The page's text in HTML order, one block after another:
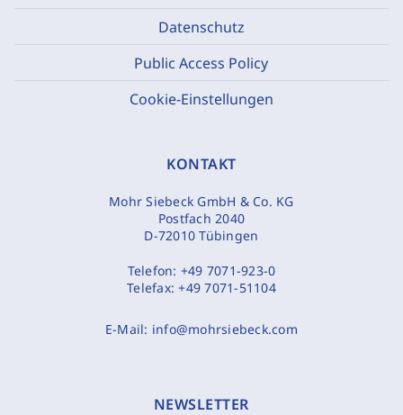
Datenschutz
Public Access Policy
Cookie-Einstellungen
KONTAKT
Mohr Siebeck GmbH & Co. KG
Postfach 2040
D-72010 Tübingen
Telefon: +49 7071-923-0
Telefax:+49 7071-51104
E-Mail: info@mohrsiebeck.com
NEWSLETTER